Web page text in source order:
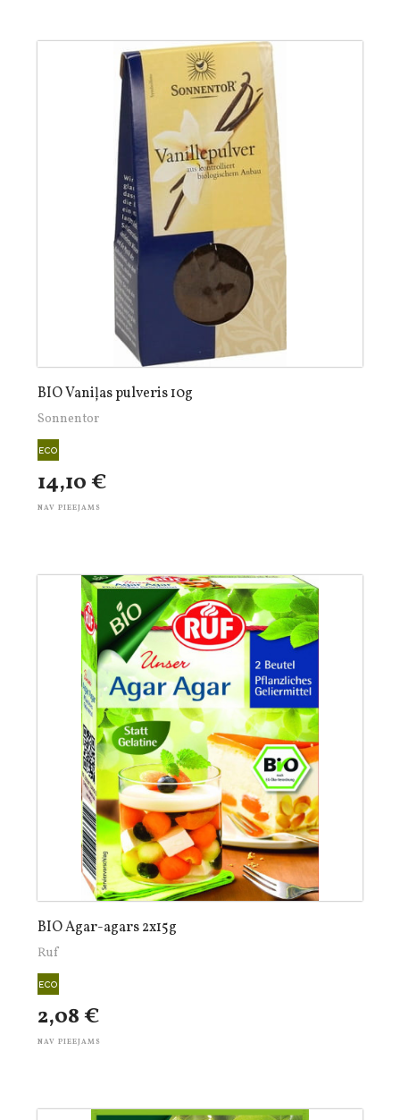
BIO Vaniļas pulveris 10g
Sonnentor
14,10 €
NAV PIEEJAMS
BIO Agar-agars 2x15g
Ruf
2,08 €
NAV PIEEJAMS